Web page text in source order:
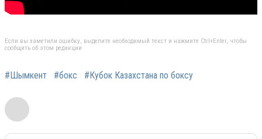
Если вы заметили ошибку, выделите необходимый текст и нажмите Ctrl+Enter, чтобы
сообщить об этом редакции
#Шымкент #бокс #Кубок Казахстана по боксу